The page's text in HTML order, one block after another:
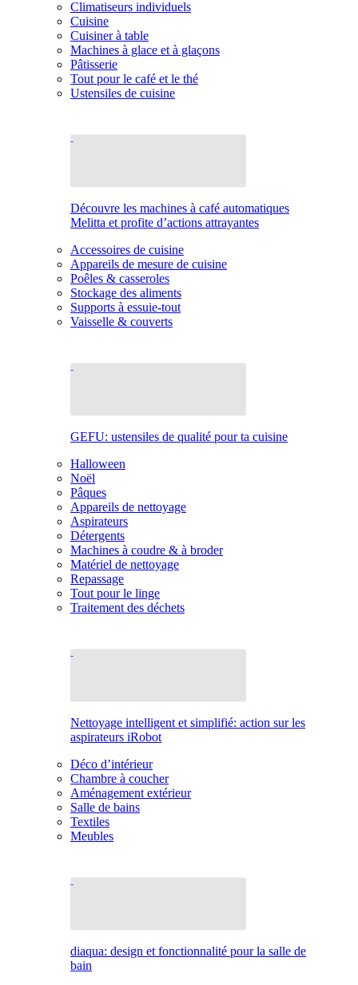
Climatiseurs individuels
Cuisine
Cuisiner à table
Machines à glace et à glaçons
Pâtisserie
Tout pour le café et le thé
Ustensiles de cuisine
Découvre les machines à café automatiques
Melitta et profite d’actions attrayantes
Accessoires de cuisine
Appareils de mesure de cuisine
Poêles & casseroles
Stockage des aliments
Supports à essuie-tout
Vaisselle & couverts
GEFU: ustensiles de qualité pour ta cuisine
Halloween
Noël
Pâques
Appareils de nettoyage
Aspirateurs
Détergents
Machines à coudre & à broder
Matériel de nettoyage
Repassage
Tout pour le linge
Traitement des déchets
Nettoyage intelligent et simplifié: action sur les
aspirateurs iRobot
Déco d’intérieur
Chambre à coucher
Aménagement extérieur
Salle de bains
Textiles
Meubles
diaqua: design et fonctionnalité pour la salle de
bain